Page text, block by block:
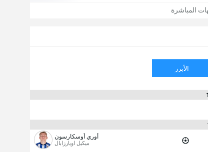
المباشرة
الأبرز
أوري أوسكارسون
ميكيل اويارزابال